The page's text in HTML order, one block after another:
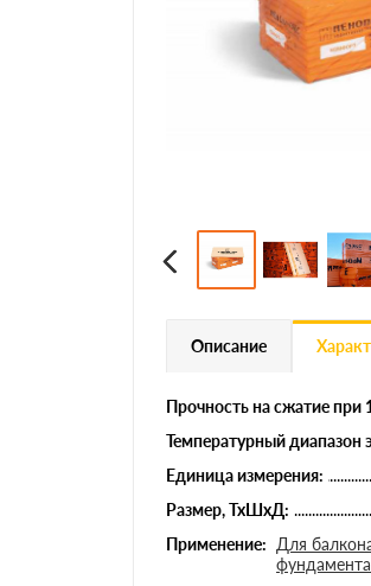
Описание
Прочность на сжатие
Температурный диапазон
Единица измерения:
Размер, ТхШхД:
Применение: Для